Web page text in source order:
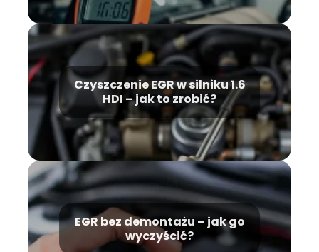
Czyszczenie EGR w silniku 1.6
HDI – jak to zrobić?
EGR bez demontażu – jak go
wyczyścić?